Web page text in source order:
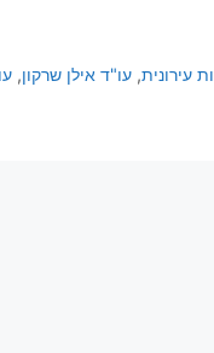
עירונית,עו"ד אילן שרקון,